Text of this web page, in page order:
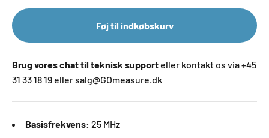
Føj til indkøbskurv
Brug vores chat til teknisk support eller kontakt os via +45
31 33 18 19 eller salg@GOmeasure.dk
Basisfrekvens: 25 MHz